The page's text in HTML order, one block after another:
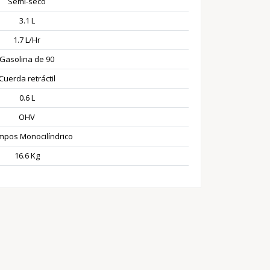
3.1 L
1.7 L/Hr
Gasolina de 90
retráctil
0.6 L
OHV
Monocilíndrico
16.6 Kg